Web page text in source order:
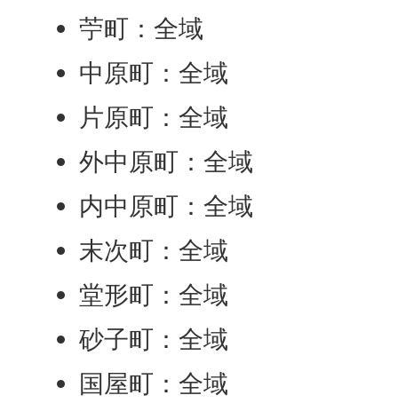
苧町：全域
中原町：全域
片原町：全域
外中原町：全域
内中原町：全域
末次町：全域
堂形町：全域
砂子町：全域
国屋町：全域